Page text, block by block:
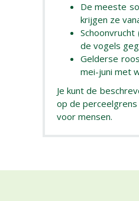
De meeste
krijgen ze
de vogels
Gelderse
mei-juni met
Je kunt de
op de
voor mensen.